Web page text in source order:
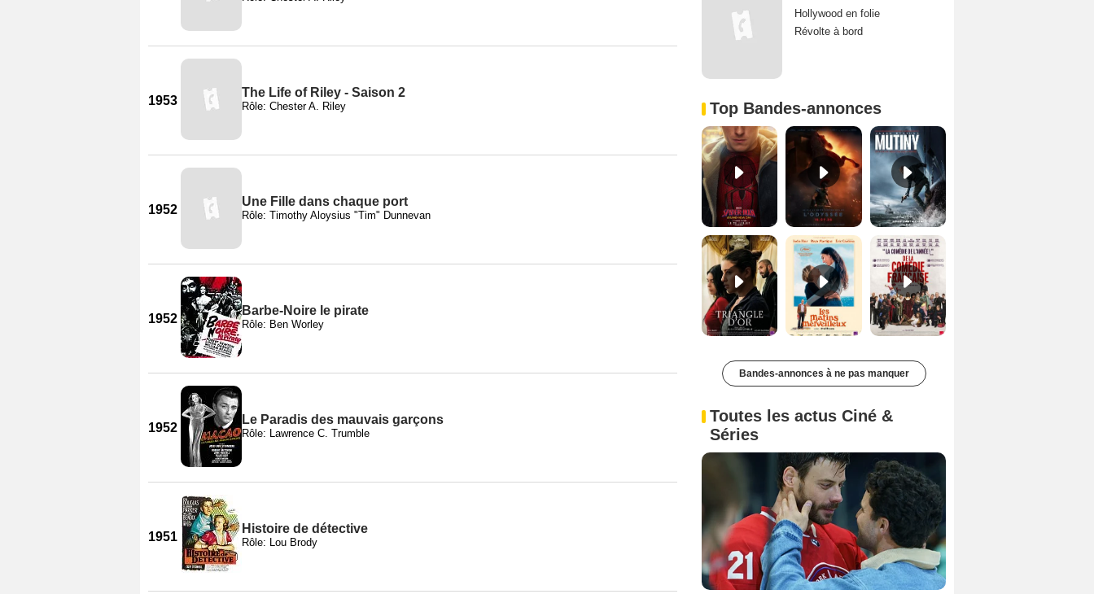
1953
The Life of Riley - Saison 2
Rôle: Chester A. Riley
1952
Une Fille dans chaque port
Rôle: Timothy Aloysius "Tim" Dunnevan
1952
Barbe-Noire le pirate
Rôle: Ben Worley
1952
Le Paradis des mauvais garçons
Rôle: Lawrence C. Trumble
1951
Histoire de détective
Rôle: Lou Brody
Hollywood en folie
Révolte à bord
Top Bandes-annonces
Spider-Man: Brand New Day Bande-annonce VO STFR L'Odyssée Bande-annonce VO STFR
Les Matins merveilleux Bande-annonce VF De la Comédie-Française Teaser VF
Bandes-annonces à ne pas manquer
Toutes les actus Ciné &
Séries